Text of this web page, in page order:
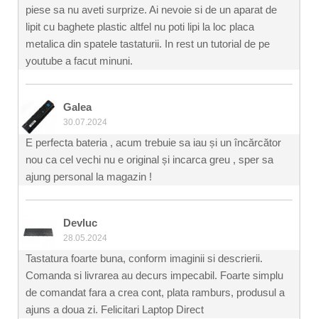
piese sa nu aveti surprize. Ai nevoie si de un aparat de
lipit cu baghete plastic altfel nu poti lipi la loc placa
metalica din spatele tastaturii. In rest un tutorial de pe
youtube a facut minuni.
Galea
30.07.2024
E perfecta bateria , acum trebuie sa iau și un încărcător
nou ca cel vechi nu e original și incarca greu , sper sa
ajung personal la magazin !
Devluc
28.05.2024
Tastatura foarte buna, conform imaginii si descrierii.
Comanda si livrarea au decurs impecabil. Foarte simplu
de comandat fara a crea cont, plata ramburs, produsul a
ajuns a doua zi. Felicitari Laptop Direct